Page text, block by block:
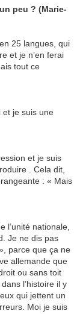
peu ? (Marie-
25 langues, qui
et je n’en ferai
tout ce
et je suis une
et je suis
. Cela dit,
: « Mais
l’unité nationale,
Je ne dis pas
parce que ça ne
allemande que
ou sans toit
l’histoire il y
qui jettent un
Moi je suis